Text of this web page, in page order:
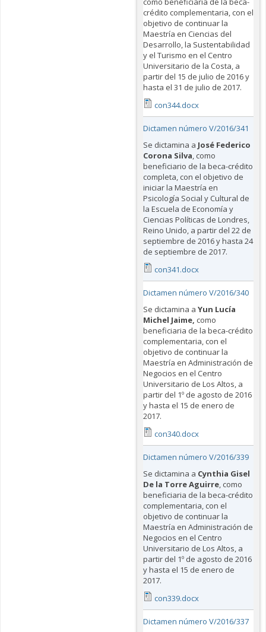
crédito complementaria, con el
objetivo de continuar la
Maestría en Ciencias del
Desarrollo, la Sustentabilidad
y el Turismo en el Centro
Universitario de la Costa, a
partir del 15 de julio de 2016 y
hasta el 31 de julio de 2017.
con344.docx
Dictamen número V/2016/341
Se dictamina a José Federico
Corona Silva, como
beneficiario de la beca-crédito
completa, con el objetivo de
iniciar la Maestría en
Psicología Social y Cultural de
la Escuela de Economía y
Ciencias Políticas de Londres,
Reino Unido, a partir del 22 de
septiembre de 2016 y hasta 24
de septiembre de 2017.
con341.docx
Dictamen número V/2016/340
Se dictamina a Yun Lucía
Michel Jaime, como
beneficiaria de la beca-crédito
complementaria, con el
objetivo de continuar la
Maestría en Administración de
Negocios en el Centro
Universitario de Los Altos, a
partir del 1º de agosto de 2016
y hasta el 15 de enero de
2017.
con340.docx
Dictamen número V/2016/339
Se dictamina a Cynthia Gisel
De la Torre Aguirre, como
beneficiaria de la beca-crédito
complementaria, con el
objetivo de continuar la
Maestría en Administración de
Negocios en el Centro
Universitario de Los Altos, a
partir del 1º de agosto de 2016
y hasta el 15 de enero de
2017.
con339.docx
Dictamen número V/2016/337